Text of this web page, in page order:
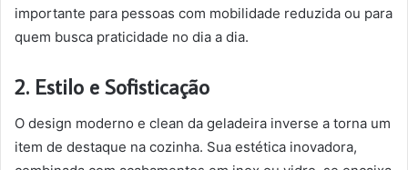
importante para pessoas com mobilidade reduzida ou para
quem busca praticidade no dia a dia.
2. Estilo e Sofisticação
O design moderno e clean da geladeira inverse a torna um
item de destaque na cozinha. Sua estética inovadora,